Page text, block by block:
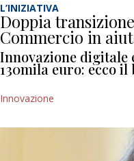
L’INIZIATIVA
Doppia
Commercio in
Innovazione digitale
130mila euro: ecco il
Innovazione